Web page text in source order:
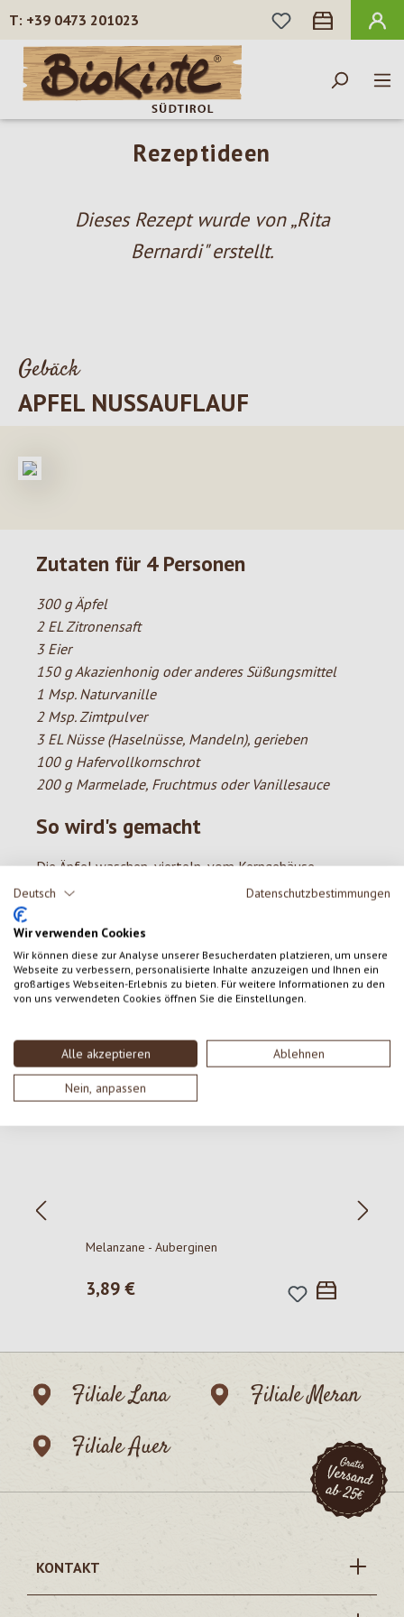
Deutsch Datenschutzbestimmungen
Wir verwenden Cookies
Wir können diese zur Analyse unserer Besucherdaten platzieren, um unsere
Webseite zu verbessern, personalisierte Inhalte anzuzeigen und Ihnen ein
großartiges Webseiten-Erlebnis zu bieten. Für weitere Informationen zu den
von uns verwendeten Cookies öffnen Sie die Einstellungen.
Alle akzeptieren Ablehnen
Nein, anpassen
Zum Hauptinhalt springen
+39 0473 201023
DU HAST 0
Rezeptideen
Dieses Rezept wurde von „Rita
Bernardi" erstellt.
Gebäck
APFEL NUSSAUFLAUF
Zutaten für 4 Personen
300 g Äpfel
2 EL Zitronensaft
3 Eier
150 g Akazienhonig oder anderes Süßungsmittel
1 Msp. Naturvanille
2 Msp. Zimtpulver
3 EL Nüsse (Haselnüsse, Mandeln), gerieben
100 g Hafervollkornschrot
200 g Marmelade, Fruchtmus oder Vanillesauce
So wird's gemacht
Die Äpfel waschen, vierteln, vom Kerngehäuse
befreien, raspeln und mit Zitronensaft beträufeln. Das
Zimt, Nüsse, Mehl und Haferschrot unter die Äpfel
rühren. Das Eiweiß steif schlagen und unter die
Apfelmasse heben. In eine gefettete Auflaufform
füllen und 20–30 Minuten bei 175 Grad backen. Mit
Produktgalerie überspringen
Melanzane - Auberginen
Regulärer Preis:
3,89 €
Filiale Lana
Filiale Meran
Filiale Auer
KONTAKT